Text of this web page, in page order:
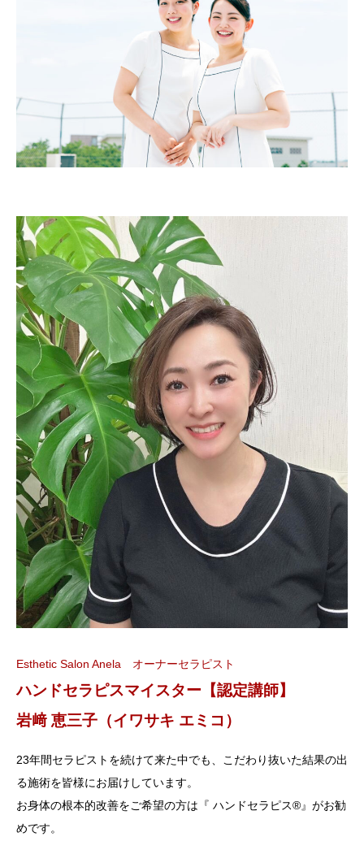
Esthetic Salon Anela オーナーセラピスト
ハンドセラピスマイスター【認定講師】
岩﨑 恵三子（イワサキ エミコ）
23年間セラピストを続けて来た中でも、こだわり抜いた結果の出
る施術を皆様にお届けしています。
お身体の根本的改善をご希望の方は『 ハンドセラピス®』がお勧
めです。